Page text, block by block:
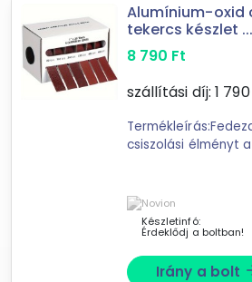
Alumínium-oxid
tekercs készlet ...
8 790 Ft
szállítási díj: 1 790
csiszolási élményt
munka ...
Készletinfó:
Érdeklődj a boltban!
Irány a bolt